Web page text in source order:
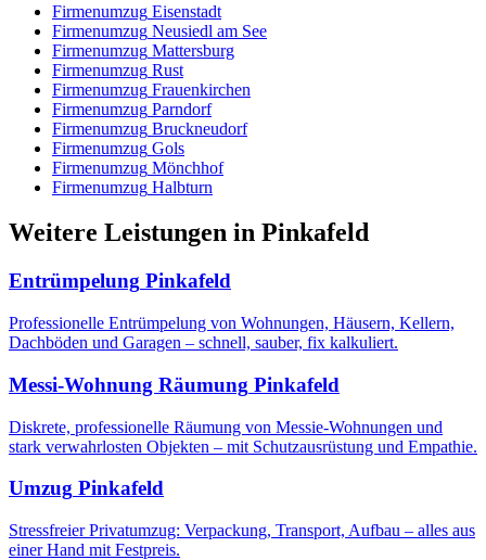
Firmenumzug Eisenstadt
Firmenumzug Neusiedl am See
Firmenumzug Mattersburg
Firmenumzug Rust
Firmenumzug Frauenkirchen
Firmenumzug Parndorf
Firmenumzug Bruckneudorf
Firmenumzug Gols
Firmenumzug Mönchhof
Firmenumzug Halbturn
Weitere Leistungen in Pinkafeld
Entrümpelung Pinkafeld
Professionelle Entrümpelung von Wohnungen, Häusern, Kellern,
Dachböden und Garagen – schnell, sauber, fix kalkuliert.
Messi-Wohnung Räumung Pinkafeld
Diskrete, professionelle Räumung von Messie-Wohnungen und
stark verwahrlosten Objekten – mit Schutzausrüstung und Empathie.
Umzug Pinkafeld
Stressfreier Privatumzug: Verpackung, Transport, Aufbau – alles aus
einer Hand mit Festpreis.